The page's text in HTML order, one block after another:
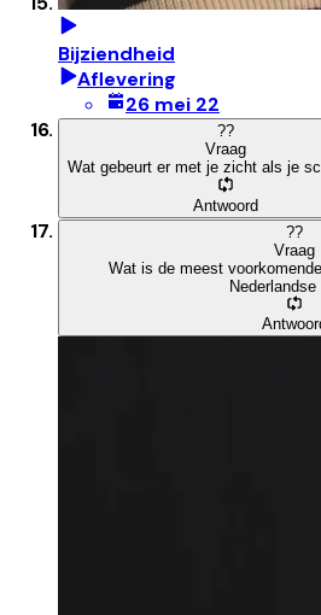
Bijziendheid
Aflevering
26 mei 22
??
Vraag
Wat gebeurt er met je zicht als je
Antwoord
??
Vraag
Wat is de meest